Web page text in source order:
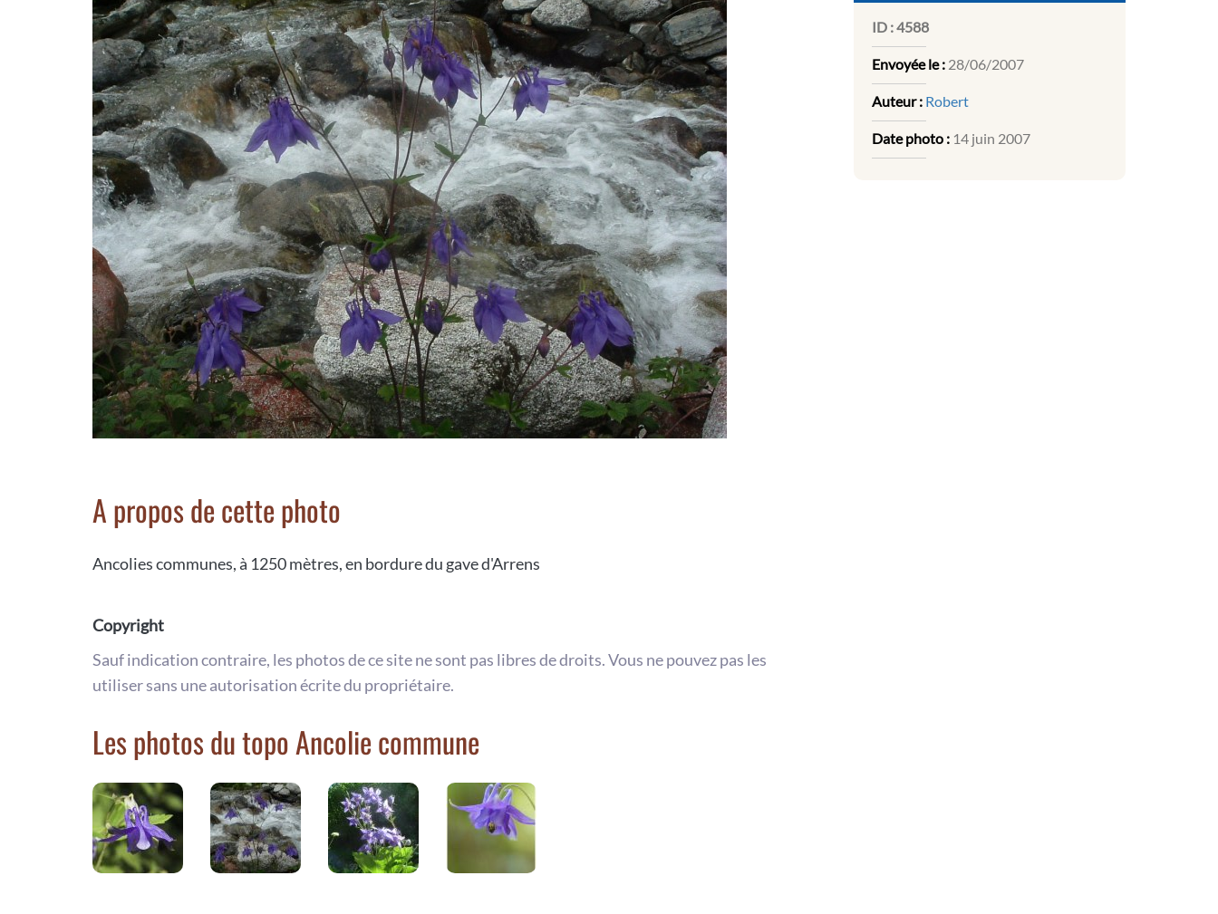
A propos de cette photo
Ancolies communes, à 1250 mètres, en bordure du gave d'Arrens
Copyright
Sauf indication contraire, les photos de ce site ne sont pas libres de droits. Vous ne pouvez pas les
utiliser sans une autorisation écrite du propriétaire.
Les photos du topo Ancolie commune
ID :4588
Envoyée le : 28/06/2007
Auteur : Robert
Date photo : 14 juin 2007